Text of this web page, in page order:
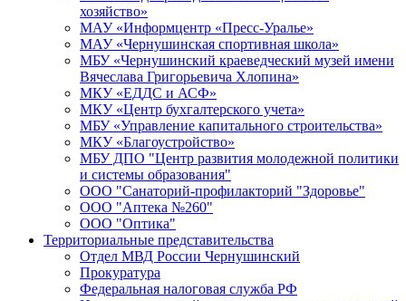
хозяйство»
МАУ «Информцентр «Пресс-Уралье»
МАУ «Чернушинская спортивная школа»
МБУ «Чернушинский краеведческий музей имени
Вячеслава Григорьевича Хлопина»
МКУ «ЕДДС и АСФ»
МКУ «Центр бухгалтерского учета»
МБУ «Управление капитального строительства»
МКУ «Благоустройство»
МБУ ДПО "Центр развития молодежной политики
и системы образования"
ООО "Санаторий-профилакторий "Здоровье"
ООО "Аптека №260"
ООО "Оптика"
Территориальные представительства
Отдел МВД России Чернушинский
Прокуратура
Федеральная налоговая служба РФ